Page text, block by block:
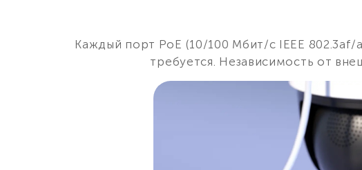
Каждый порт PoE (10/100 Мбит/с IEEE
требуется. Независимость от